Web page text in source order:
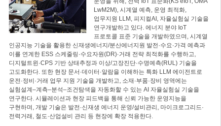
LwM2M), 시계열 예측, 운영 최적화,
업무지원 LLM, 피지컬AI, 자율실험실 기술을
연구개발하고 있다. 에너지 분야 IoT
프로토콜 표준 기술을 개발하였으며, 시계열
인공지능 기술을 활용한 신재생에너지/분산에너지원 발전·수요·가격 예측과
이를 연계한 ESS 스케줄링·수요자원(DR)·거래 전략 최적화를 수행하고,
디지털트윈·CPS 기반 상태추정과 이상/고장진단·수명예측(RUL) 기술을
고도화한다. 또한 현장 문서·데이터·알람을 이해하는 특화 LLM 에이전트로
운전·정비·거래 업무 지원 기술을 개발하고, 소재·부품·장비 영역에는
실험설계–계측–분석–조건탐색을 자동화할 수 있는 AI 자율실험실 기술을
연구한다. 시뮬레이션과 현장 피드백을 통해 신뢰 가능한 운영지능을
구현하며, 개발 기술은 발전·신재생 에너지 운영/설비관리, 마이크로그리드·
전력거래, 철도·산업설비 관리 등 현장에 확장 적용한다.